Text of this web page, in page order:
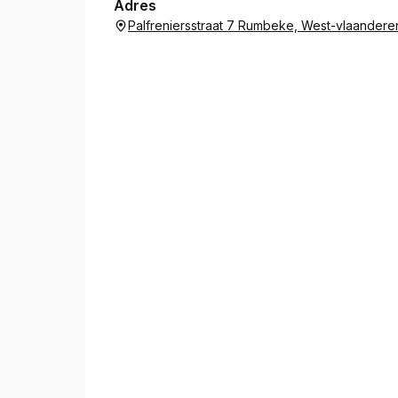
Adres
Palfreniersstraat 7 Rumbeke, West-